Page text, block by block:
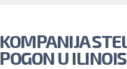
KOMPANIJA
POGON U ILINOIS